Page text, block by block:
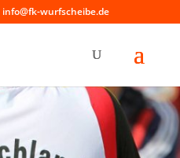
info@fk-wurfscheibe.de